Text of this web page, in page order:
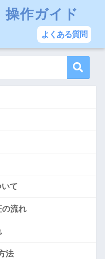
操作ガイド
よくある質問
て
の流れ
法